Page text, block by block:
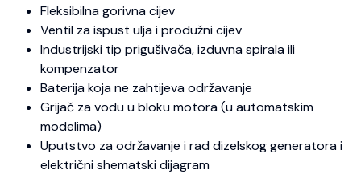
Fleksibilna gorivna cijev
Ventil za ispust ulja i produžni cijev
Industrijski tip prigušivača, izduvna spirala ili
kompenzator
Baterija koja ne zahtijeva održavanje
Grijač za vodu u bloku motora (u automatskim
modelima)
Uputstvo za održavanje i rad dizelskog generatora i
električni shematski dijagram